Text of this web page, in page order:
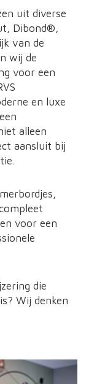
uit diverse
Dibond®,
van de
wij de
voor een
en luxe
alleen
aansluit bij
voor een
die
Wij denken